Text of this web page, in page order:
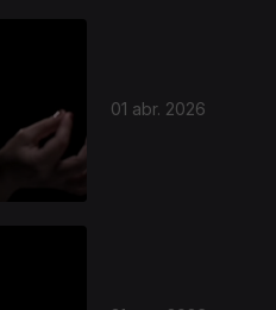
01 abr. 2026